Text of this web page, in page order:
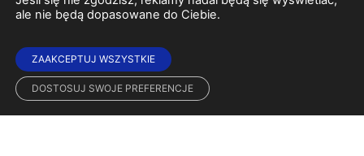
ale nie będą dopasowane do Ciebie.
ZAAKCEPTUJ WSZYSTKIE
DOSTOSUJ SWOJE PREFERENCJE